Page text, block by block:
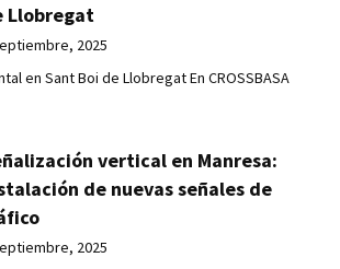
Llobregat
2025
en Sant Boi de Llobregat En CROSSBASA
vertical en Manresa:
de nuevas señales de
2025